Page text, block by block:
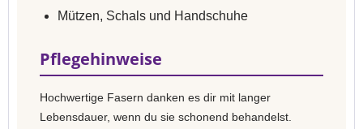
Mützen, Schals und Handschuhe
Pflegehinweise
Hochwertige Fasern danken es dir mit langer
Lebensdauer, wenn du sie schonend behandelst.